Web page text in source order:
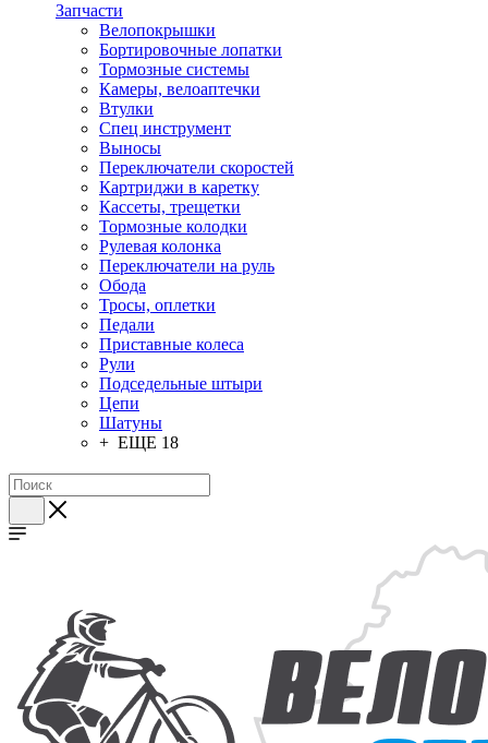
Запчасти
Велопокрышки
Бортировочные лопатки
Тормозные системы
Камеры, велоаптечки
Втулки
Спец инструмент
Выносы
Переключатели скоростей
Картриджи в каретку
Кассеты, трещетки
Тормозные колодки
Рулевая колонка
Переключатели на руль
Обода
Тросы, оплетки
Педали
Приставные колеса
Рули
Подседельные штыри
Цепи
Шатуны
+ ЕЩЕ 18